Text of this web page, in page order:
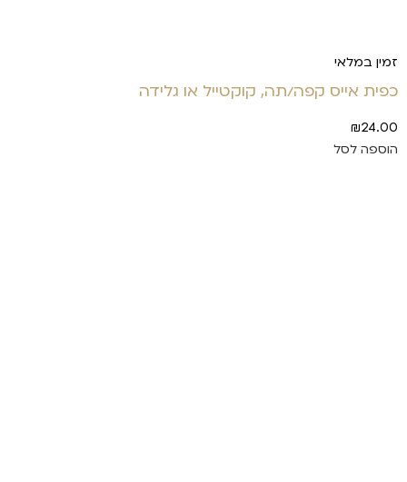
זמין במלאי
כפית אייס קפה/תה, קוקטייל או גלידה
₪24.00
הוספה לסל